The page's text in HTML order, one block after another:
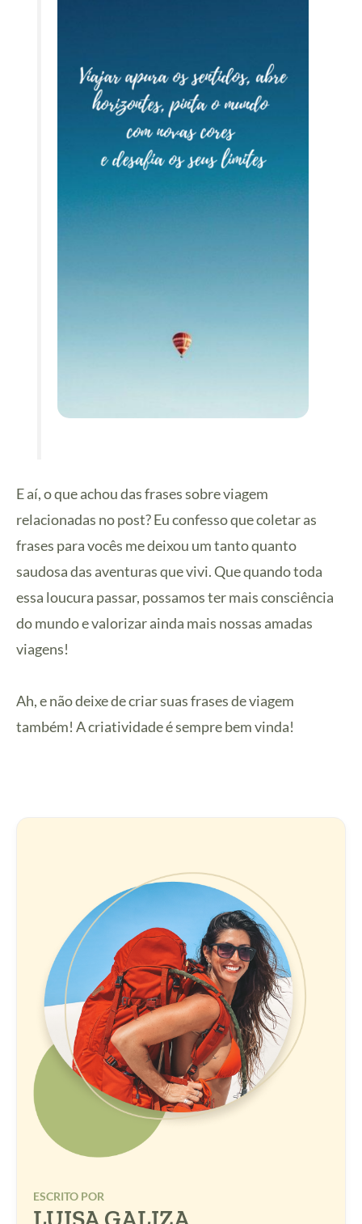
E aí, o que achou das frases sobre viagem
relacionadas no post? Eu confesso que coletar as
frases para vocês me deixou um tanto quanto
saudosa das aventuras que vivi. Que quando toda
essa loucura passar, possamos ter mais consciência
do mundo e valorizar ainda mais nossas amadas
viagens!
Ah, e não deixe de criar suas frases de viagem
também! A criatividade é sempre bem vinda!
ESCRITO POR